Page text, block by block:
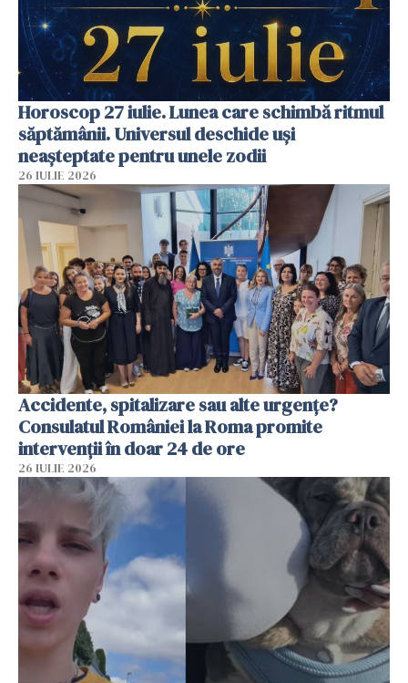
Horoscop 27 iulie. Lunea care schimbă ritmul
săptămânii. Universul deschide uși
neașteptate pentru unele zodii
26 IULIE 2026
Accidente, spitalizare sau alte urgențe?
Consulatul României la Roma promite
intervenții în doar 24 de ore
26 IULIE 2026